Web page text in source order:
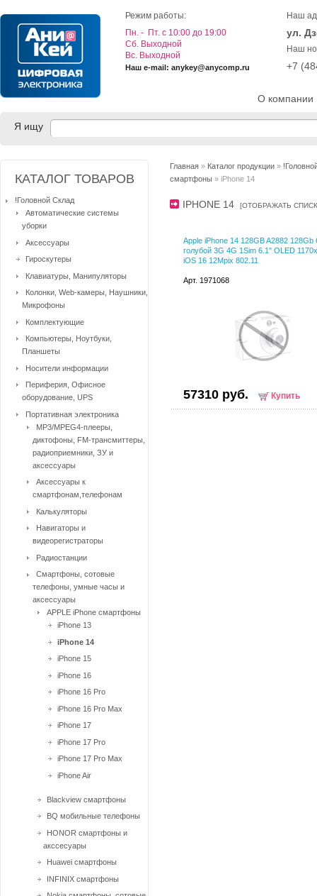
О компании
Режим работы:
Пн. - Пт. с 10:00 до 19:00
Cб. Выходной
Вс. Выходной
Наш e-mail: anykey@anycomp.ru
Наш
ул.
Наш
+7
Я ищу
Главная » Каталог продукции »
смартфоны » iPhone 14
IPHONE 14 [ОТОБРАЖАТЬ
Apple iPhone 14 128GB A2882 128Gb
голубой 3G 4G 1Sim 6.1" OLED
iOS 16 12Mpix 802.11
Арт. 1971068
57310 руб. Купить
КАТАЛОГ ТОВАРОВ
!Головной Склад
Автоматические системы
уборки
Аксессуары
Гироскутеры
Клавиатуры, Манипуляторы
Колонки, Web-камеры, Наушники,
Микрофоны
Комплектующие
Компьютеры, Ноутбуки,
Планшеты
Носители информации
Периферия, Офисное
оборудование, UPS
Портативная электроника
MP3/MPEG4-плееры,
диктофоны, FM-трансмиттеры,
радиоприемники, ЗУ и
аксессуары
Аксессуары к
смартфонам,телефонам
Калькуляторы
Навигаторы и
видеорегистраторы
Радиостанции
Смартфоны, сотовые
телефоны, умные часы и
аксессуары
APPLE iPhone смартфоны
iPhone 13
iPhone 14
iPhone 15
iPhone 16
iPhone 16 Pro
iPhone 16 Pro Max
iPhone 17
iPhone 17 Pro
iPhone 17 Pro Max
iPhone Air
Blackview смартфоны
BQ мобильные телефоны
HONOR смартфоны и
акссесуары
Huawei смартфоны
INFINIX смартфоны